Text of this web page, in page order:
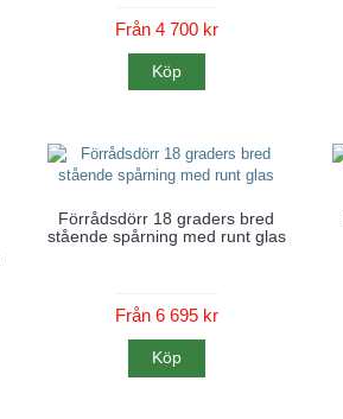
Från 4 700 kr
Köp
Förrådsdörr 18 graders bred
stående spårning med runt glas
Från 6 695 kr
Köp